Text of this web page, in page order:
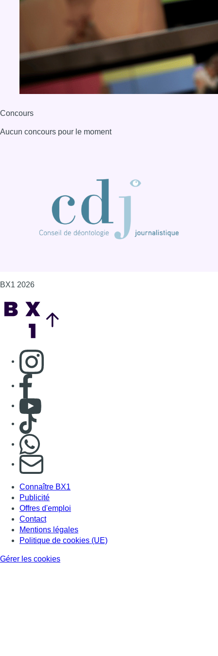
Concours
Aucun concours pour le moment
BX1 2026
Consulter page Instagram
Consulter page Facebook
Consulter Youtube
Consulter TikTok
S'abonner à notre newsletter
Connaître BX1
Publicité
Offres d'emploi
Contact
Mentions légales
Politique de cookies (UE)
Gérer les cookies